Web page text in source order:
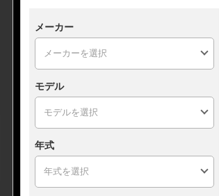
メーカー
モデル
年式